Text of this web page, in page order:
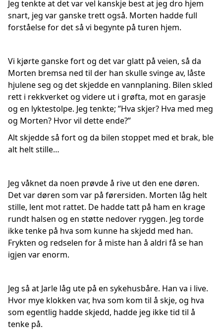
Jeg tenkte at det var vel kanskje best at jeg dro hjem
snart, jeg var ganske trett også. Morten hadde full
forståelse for det så vi begynte på turen hjem.
Vi kjørte ganske fort og det var glatt på veien, så da
Morten bremsa ned til der han skulle svinge av, låste
hjulene seg og det skjedde en vannplaning. Bilen skled
rett i rekkverket og videre ut i grøfta, mot en garasje
og en lyktestolpe. Jeg tenkte; ”Hva skjer? Hva med meg
og Morten? Hvor vil dette ende?”
Alt skjedde så fort og da bilen stoppet med et brak, ble
alt helt stille…
Jeg våknet da noen prøvde å rive ut den ene døren.
Det var døren som var på førersiden. Morten låg helt
stille, lent mot rattet. De hadde tatt på ham en krage
rundt halsen og en støtte nedover ryggen. Jeg torde
ikke tenke på hva som kunne ha skjedd med han.
Frykten og redselen for å miste han å aldri få se han
igjen var enorm.
Jeg så at Jarle låg ute på en sykehusbåre. Han va i live.
Hvor mye klokken var, hva som kom til å skje, og hva
som egentlig hadde skjedd, hadde jeg ikke tid til å
tenke på.